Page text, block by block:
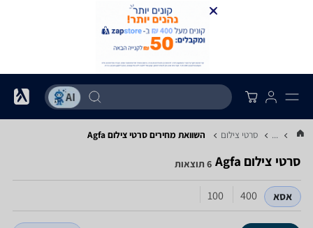
... סרטי צילום השוואת מחירים סרטי צילום ‏Agfa
סרטי צילום ‏Agfa 6 תוצאות
אסא 400
100